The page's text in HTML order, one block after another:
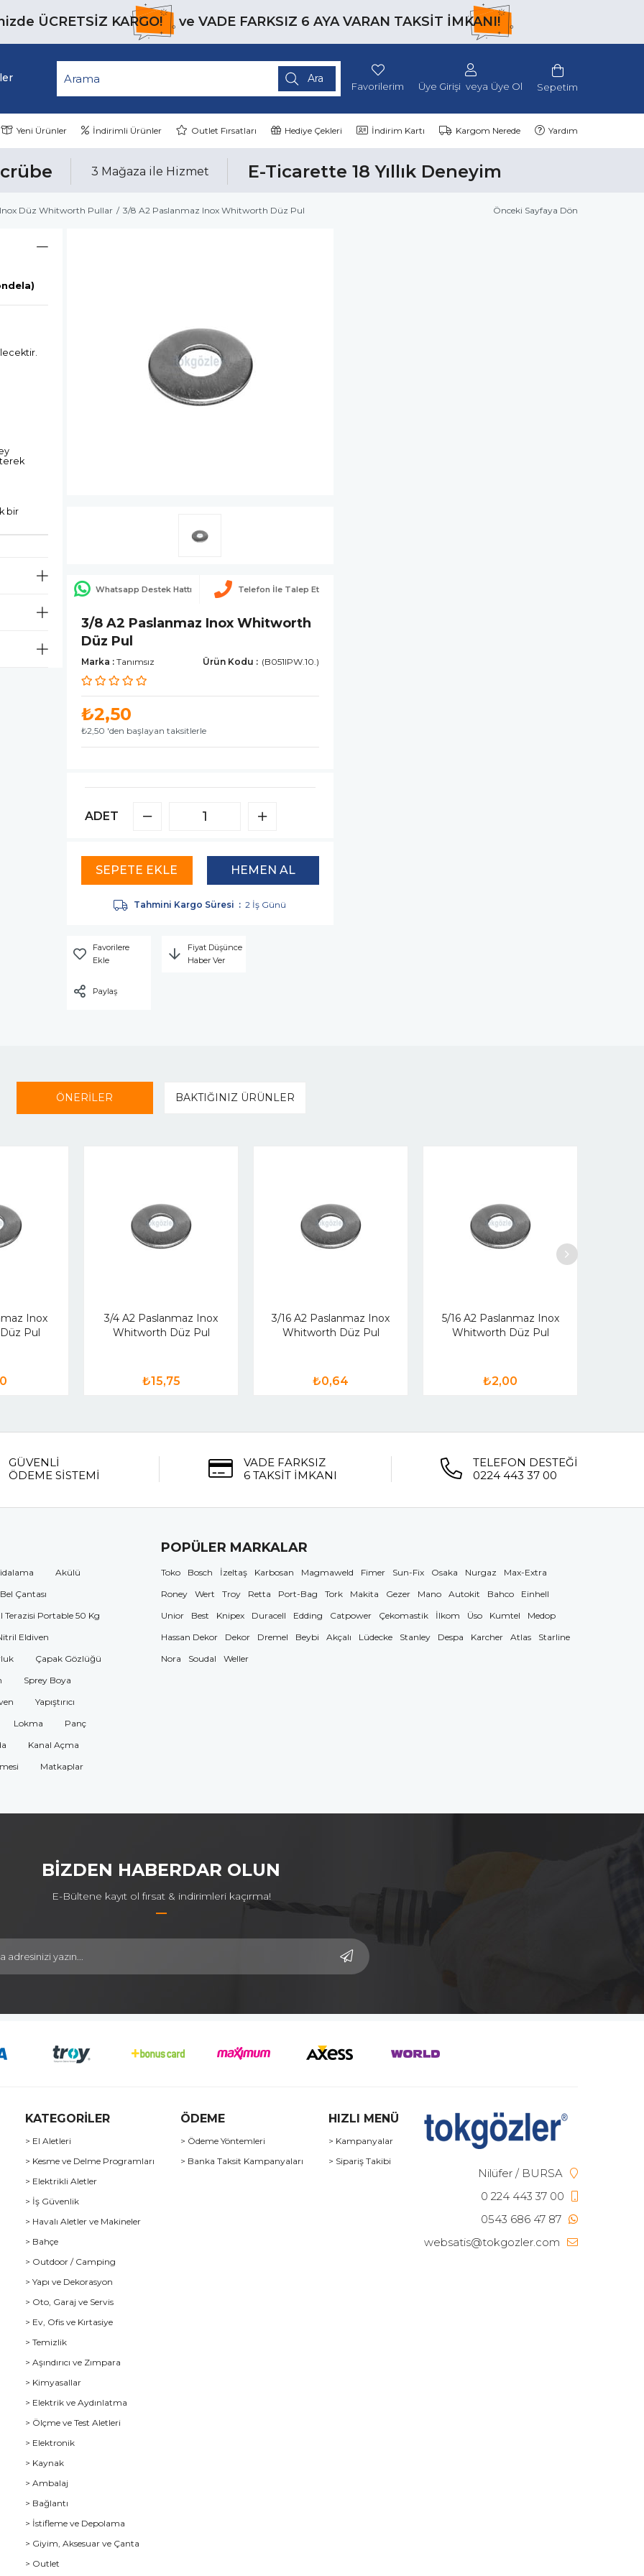
ÜCRETSİZ KARGO! ve VADE FARKSIZ 6 AYA VARAN TAKSİT İMKANI!
Sepetim
Üye Girişi Üye Ol
Favorilerim
Yeni Ürünler İndirimli Ürünler Outlet Fırsatları Hediye Çekleri İndirim Kartı Kargom Nerede Yardım
3 Mağaza ile Hizmet E-Ticarette 18 Yıllık Deneyim
Düz Whitworth Pullar 3/8 A2 Paslanmaz Inox Whitworth Düz Pul Önceki Sayfaya Dön
bir
Whatsapp Destek Hattı Telefon İle Talep Et
3/8 A2 Paslanmaz Inox Whitworth
Düz Pul
Marka : Tanımsız (B051IPW.10.)
₺2,50
₺2,50 'den başlayan taksitlerle
ADET
Tahmini Kargo Süresi : 2 İş Günü
Favorilere
Ekle
Fiyat Düşünce
Haber Ver
Paylaş
ÖNERİLER BAKTIĞINIZ ÜRÜNLER
Inox
Pul
3/4 A2 Paslanmaz Inox
Whitworth Düz Pul
₺15,75
3/16 A2 Paslanmaz Inox
Whitworth Düz Pul
₺0,64
5/16 A2 Paslanmaz Inox
Whitworth Düz Pul
₺2,00
GÜVENLİ
ÖDEME SİSTEMİ
VADE FARKSIZ
6 TAKSİT İMKANI
TELEFON DESTEĞİ
0224 443 37 00
Akülü
Çantası
Terazisi Portable 50 Kg
Eldiven
Çapak Gözlüğü
Sprey Boya
Yapıştırıcı
Lokma
Panç
Kanal Açma
Matkaplar
POPÜLER MARKALAR
Toko Bosch İzeltaş Karbosan Magmaweld Fimer Sun-Fix Osaka Nurgaz
Max-Extra
Roney
Wert Troy Retta Port-Bag Tork Makita Gezer Mano Autokit Bahco
Einhell
Unior
Best Knipex Duracell Edding Catpower Çekomastik İlkom Üso Kumtel
Medop
Hassan Dekor
Dekor Dremel Beybi Akçalı Lüdecke Stanley Despa Karcher Atlas
Starline
Nora
Soudal Weller
BİZDEN HABERDAR OLUN
E-Bültene kayıt ol fırsat & indirimleri kaçırma!
KATEGORİLER
> El Aletleri
> Kesme ve Delme Programları
> Elektrikli Aletler
> İş Güvenlik
> Havalı Aletler ve Makineler
> Bahçe
> Outdoor / Camping
> Yapı ve Dekorasyon
> Oto, Garaj ve Servis
> Ev, Ofis ve Kırtasiye
> Temizlik
> Aşındırıcı ve Zımpara
> Kimyasallar
> Elektrik ve Aydınlatma
> Ölçme ve Test Aletleri
> Elektronik
> Kaynak
> Ambalaj
> Bağlantı
> İstifleme ve Depolama
> Giyim, Aksesuar ve Çanta
> Outlet
ÖDEME
> Ödeme Yöntemleri
> Banka Taksit Kampanyaları
HIZLI MENÜ
> Kampanyalar
> Sipariş Takibi
Nilüfer / BURSA
0 224 443 37 00
0543 686 47 87
websatis@tokgozler.com